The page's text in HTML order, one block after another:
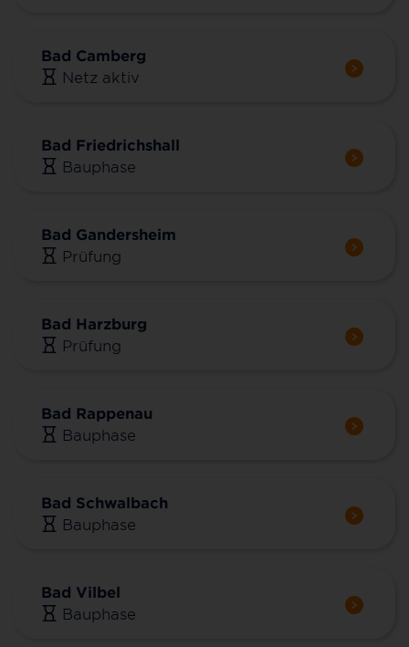
Bad Camberg
Netz aktiv
Bad Friedrichshall
Bauphase
Bad Gandersheim
Prüfung
Bad Harzburg
Prüfung
Bad Rappenau
Bauphase
Bad Schwalbach
Bauphase
Bad Vilbel
Bauphase